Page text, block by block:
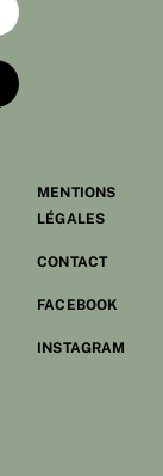
MENTIONS
LÉGALES
CONTACT
FACEBOOK
INSTAGRAM